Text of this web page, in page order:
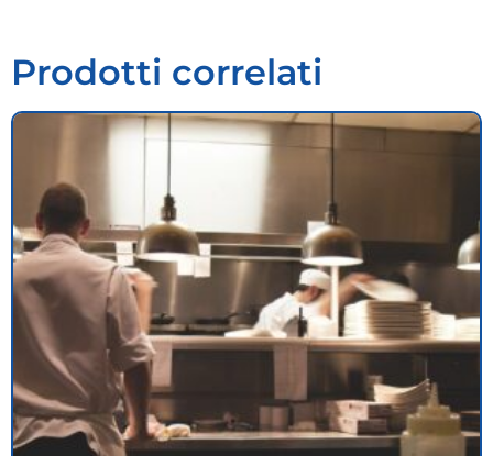
Prodotti correlati